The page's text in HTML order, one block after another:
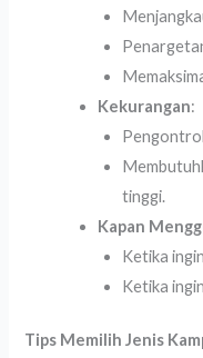
Kekurangan:
tinggi.
Kapan
Ketika
Ketika
Tips Memilih Jenis